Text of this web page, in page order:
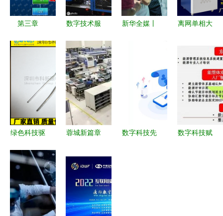
第三章
造的核心引
擎
数字技术服
司突围新引
擎
新华全媒丨
如何重塑未
来
离网单相大
互补逆控一
体机8KW-
20KW的数
与服务
绿色科技驱
10%低敏环
保压敏电阻
助力数字技
术新征程
蓉城新篇章
与民企对数
字技术服务
的共同期待
数字科技先
数字科技赋